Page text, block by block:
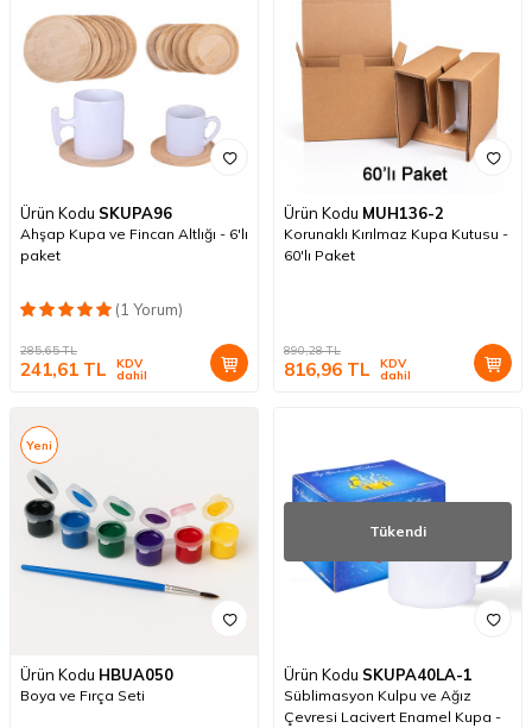
Ürün Kodu SKUPA96
Ahşap Kupa ve Fincan Altlığı - 6'lı
paket
(1 Yorum)
285,65TL
241,61 TL KDV
dahil
Ürün Kodu MUH136-2
Korunaklı Kırılmaz Kupa Kutusu -
60'lı Paket
890,28TL
816,96 TL KDV
dahil
Yeni
Ürün Kodu HBUA050
Boya ve Fırça Seti
Tükendi
Ürün Kodu SKUPA40LA-1
Süblimasyon Kulpu ve Ağız
Çevresi Lacivert Enamel Kupa -